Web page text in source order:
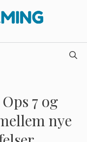
7 og
nye